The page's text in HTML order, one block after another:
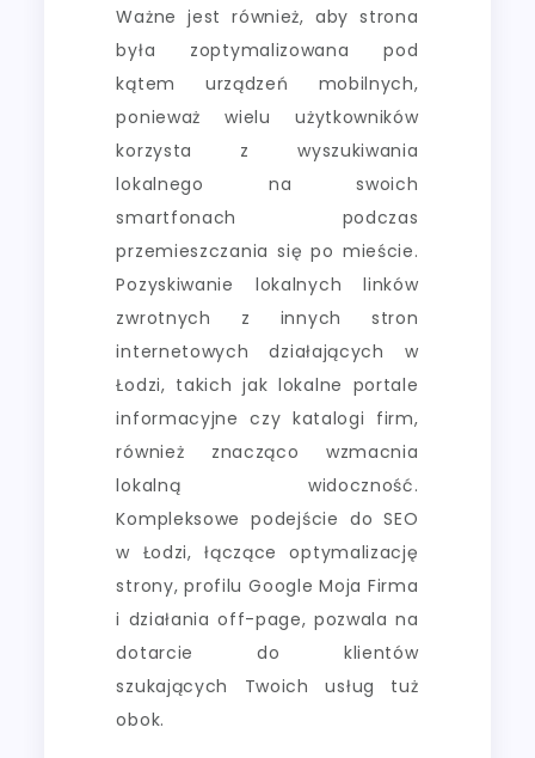
Ważne jest również, aby strona
była zoptymalizowana pod
kątem urządzeń mobilnych,
ponieważ wielu użytkowników
korzysta z wyszukiwania
lokalnego na swoich
smartfonach podczas
przemieszczania się po mieście.
Pozyskiwanie lokalnych linków
zwrotnych z innych stron
internetowych działających w
Łodzi, takich jak lokalne portale
informacyjne czy katalogi firm,
również znacząco wzmacnia
lokalną widoczność.
Kompleksowe podejście do SEO
w Łodzi, łączące optymalizację
strony, profilu Google Moja Firma
i działania off-page, pozwala na
dotarcie do klientów
szukających Twoich usług tuż
obok.